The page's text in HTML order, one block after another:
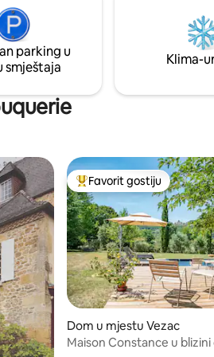
parking u
smještaja
Klima-
Glavni favorit gostiju
Favorit gostiju
Dom u mjestu Vezac
Maison Constance u